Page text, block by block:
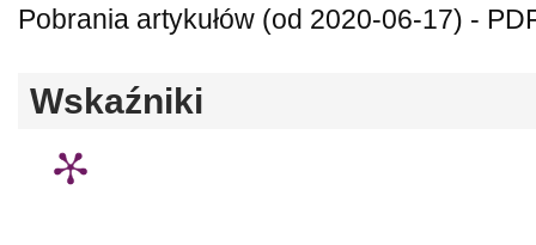
Pobrania artykułów (od 2020-06-17) -
Wskaźniki